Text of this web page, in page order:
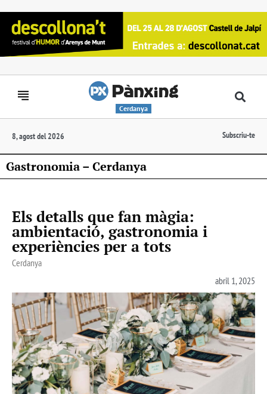
Cerdanya
8, agost del 2026 Subscriu-te
Gastronomia – Cerdanya
Els detalls que fan màgia:
ambientació, gastronomia i
experiències per a tots
Cerdanya
abril 1, 2025